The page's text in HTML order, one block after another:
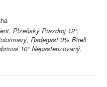
Plzeňský Prazdroj 12°,
Radegast 0% Birell
10° Nepasterizovaný,